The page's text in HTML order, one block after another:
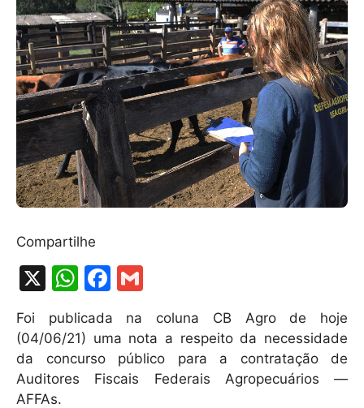
Compartilhe
X
W
h
at
s
A
F
c
e
b
ai
l
Foi publicada na coluna CB Agro de hoje
(04/06/21) uma nota a respeito da necessidade
da concurso público para a contratação de
Auditores Fiscais Federais Agropecuários —
AFFAs.